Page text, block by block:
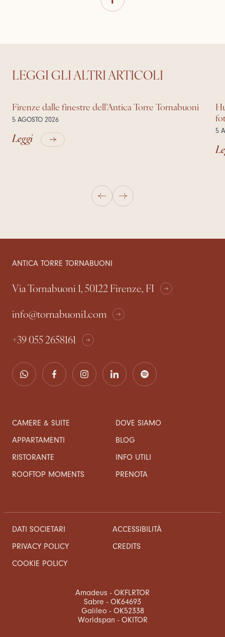
LEGGI GLI ALTRI ARTICOLI
Firenze dalle finestre dell’Antica Torre Tornabuoni
5 AGOSTO 2026
Leggi 5
ANTICA TORRE TORNABUONI
Via Tornabuoni 1, 50122 Firenze, FI
info@tornabuoni1.com
+39 055 2658161
CAMERE & SUITE
APPARTAMENTI
RISTORANTE
ROOFTOP MOMENTS
DOVE SIAMO
BLOG
INFO UTILI
PRENOTA
DATI SOCIETARI
PRIVACY POLICY
COOKIE POLICY
ACCESSIBILITÀ
CREDITS
Amadeus - OKFLRTOR
Sabre - OK64693
Galileo - OK52338
Worldspan - OKITOR